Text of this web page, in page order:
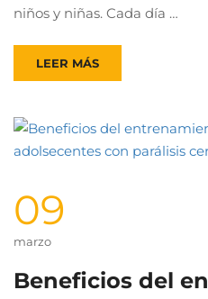
niños y niñas. Cada día …
LEER MÁS
09
marzo
Beneficios del